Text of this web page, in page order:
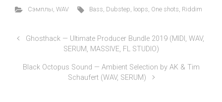
Cэмплы, WAV Bass, Dubstep, loops, One shots, Riddim
Ghosthack — Ultimate Producer Bundle 2019 (MIDI, WAV,
SERUM, MASSIVE, FL STUDIO)
Black Octopus Sound — Ambient Selection by AK & Tim
Schaufert (WAV, SERUM)